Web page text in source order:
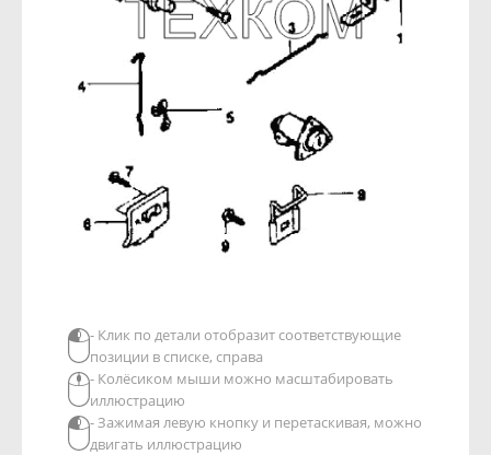
- Клик по детали отобразит соответствующие
позиции в списке, справа
- Колёсиком мыши можно масштабировать
иллюстрацию
- Зажимая левую кнопку и перетаскивая, можно
двигать иллюстрацию